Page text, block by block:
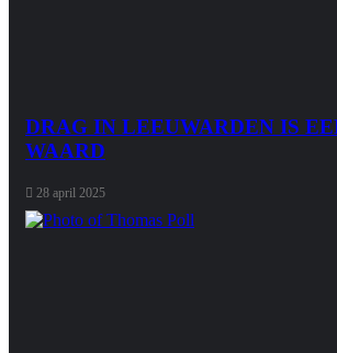
DRAG IN LEEUWARDEN IS
WAARD
28 april 2025